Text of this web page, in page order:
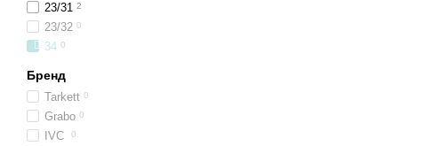
23/31 2
23/32 0
34 0
Бренд
Tarkett 0
Grabo 0
IVC 0